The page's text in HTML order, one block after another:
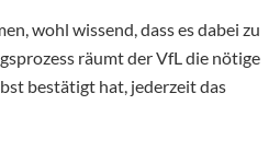
wohl wissend, dass es dabei zu
räumt der VfL die nötige
bestätigt hat, jederzeit das